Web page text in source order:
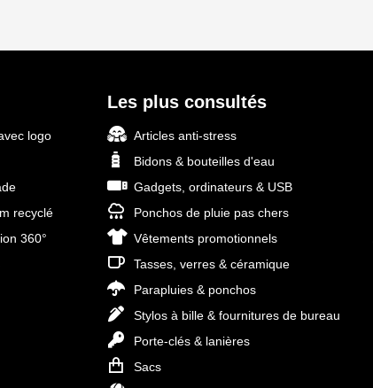
logo
recyclé
360°
Les plus consultés
Articles anti-stress
Bidons & bouteilles d'eau
Gadgets, ordinateurs & USB
Ponchos de pluie pas chers
Vêtements promotionnels
Tasses, verres & céramique
Parapluies & ponchos
Stylos à bille & fournitures de bureau
Porte-clés & lanières
Sacs